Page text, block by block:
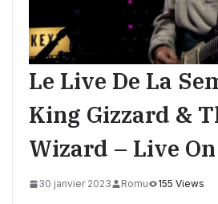
Le Live De La
King Gizzard &
Wizard – Live
30 janvier 2023 Romu 155 Views